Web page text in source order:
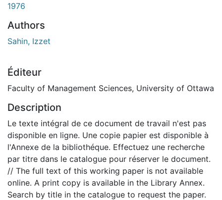
1976
Authors
Sahin, Izzet
Éditeur
Faculty of Management Sciences, University of Ottawa
Description
Le texte intégral de ce document de travail n'est pas
disponible en ligne. Une copie papier est disponible à
l'Annexe de la bibliothéque. Effectuez une recherche
par titre dans le catalogue pour réserver le document.
// The full text of this working paper is not available
online. A print copy is available in the Library Annex.
Search by title in the catalogue to request the paper.